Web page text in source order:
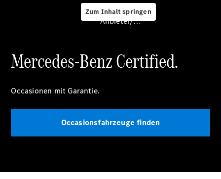
Zum Inhalt springen
Servicetermin
Anbieter/Datenschutz
Mercedes-Benz Certified.
Occasionen mit Garantie.
Occasionsfahrzeuge finden